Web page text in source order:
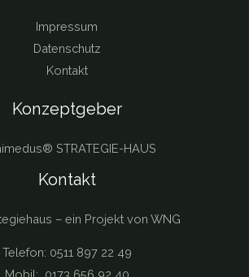
Impressum
Datenschutz
Kontakt
Konzeptgeber
STRATEGIE-HAUS
Kontakt
– ein Projekt von WNG
Telefon: 0511 897 22 49